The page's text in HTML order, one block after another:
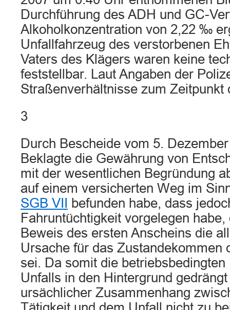
Durchführung des ADH und GC-
Alkoholkonzentration von 2,22 ‰
Unfallfahrzeug des verstorbenen
Vaters des Klägers waren keine
feststellbar. Laut Angaben der
Straßenverhältnisse zum Zeitpunkt
3
Durch Bescheide vom 5.
Beklagte die Gewährung von
mit der wesentlichen Begründung
auf einem versicherten Weg im
SGB VII
befunden habe, dass
Fahruntüchtigkeit vorgelegen
Beweis des ersten Anscheins die
Ursache für das Zustandekommen
sei. Da somit die
Unfalls in den Hintergrund
ursächlicher Zusammenhang